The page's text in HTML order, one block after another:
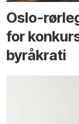
Oslo-
for
byråkrati